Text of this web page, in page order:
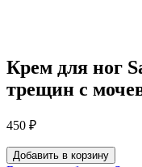
Крем для ног
трещин с
450 ₽
Количество
Добавить в корзину